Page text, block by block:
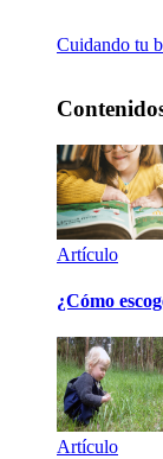
Cuidando tu
Artículo
¿Cómo
Artículo